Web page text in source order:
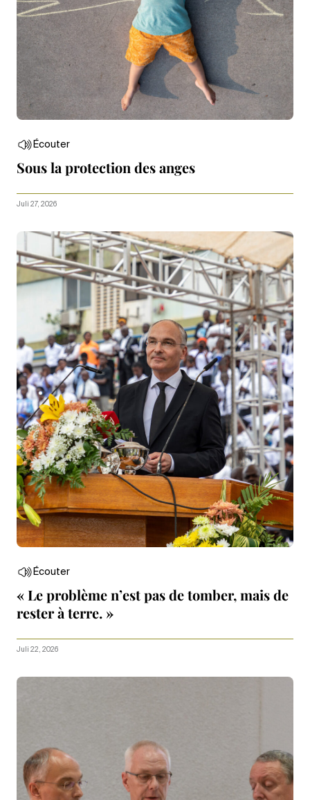
Écouter
Sous la protection des anges
Juli 27, 2026
Écouter
« Le problème n’est pas de tomber, mais de
rester à terre. »
Juli 22, 2026